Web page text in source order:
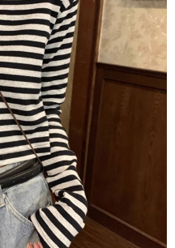
之使用額度並採取法律行動。